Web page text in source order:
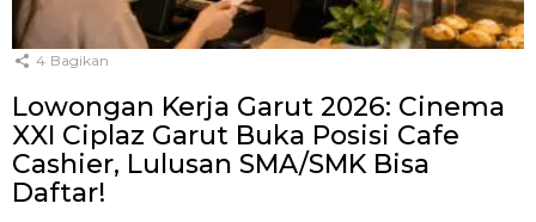
4 Bagikan
Lowongan Kerja Garut 2026: Cinema
XXI Ciplaz Garut Buka Posisi Cafe
Cashier, Lulusan SMA/SMK Bisa
Daftar!